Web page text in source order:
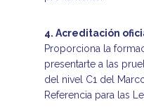
4. Acreditación
Proporciona la
presentarte a las
del nivel C1 del
Referencia para las